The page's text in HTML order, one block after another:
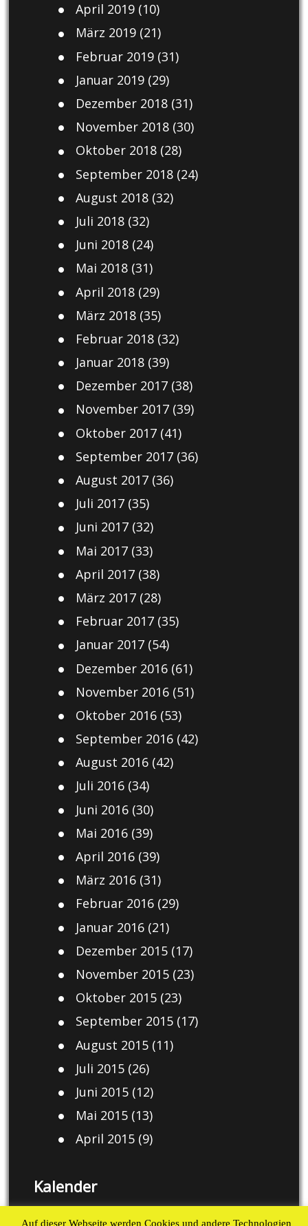
April 2019(10)
März 2019(21)
Februar 2019(31)
Januar 2019(29)
Dezember 2018(31)
November 2018(30)
Oktober 2018(28)
September 2018(24)
August 2018(32)
Juli 2018(32)
Juni 2018(24)
Mai 2018(31)
April 2018(29)
März 2018(35)
Februar 2018(32)
Januar 2018(39)
Dezember 2017(38)
November 2017(39)
Oktober 2017(41)
September 2017(36)
August 2017(36)
Juli 2017(35)
Juni 2017(32)
Mai 2017(33)
April 2017(38)
März 2017(28)
Februar 2017(35)
Januar 2017(54)
Dezember 2016(61)
November 2016(51)
Oktober 2016(53)
September 2016(42)
August 2016(42)
Juli 2016(34)
Juni 2016(30)
Mai 2016(39)
April 2016(39)
März 2016(31)
Februar 2016(29)
Januar 2016(21)
Dezember 2015(17)
November 2015(23)
Oktober 2015(23)
September 2015(17)
August 2015(11)
Juli 2015(26)
Juni 2015(12)
Mai 2015(13)
April 2015(9)
Kalender
Auf dieser Webseite werden Cookies und andere Technologien